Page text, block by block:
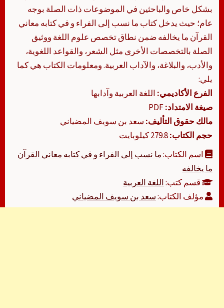
بشكل خاص والباحثين في الموضوعات ذات الصلة بوجه
عام؛ حيث يدخل كتاب ما نسب إلى الفراء و في كتابه معاني
القرآن ما يخالفه ضمن نطاق تخصص علوم اللغة ووثيق
الصلة بالتخصصات الأخرى مثل الشعر، والقواعد اللغوية،
والأدب، والبلاغة، والآداب العربية. ومعلومات الكتاب هي كما
يلي:
الفرع الأكاديمي: اللغة العربية وآدابها
صيغة الامتداد:
مالك حقوق التأليف: سعد بن سويف المضياني
حجم الكتاب:
اسم الكتاب:ما نسب إلى الفراء و في كتابه معاني القرآن
ما يخالفه
قسم كتب:اللغة العربية
مؤلف الكتاب:سعد بن سويف المضياني